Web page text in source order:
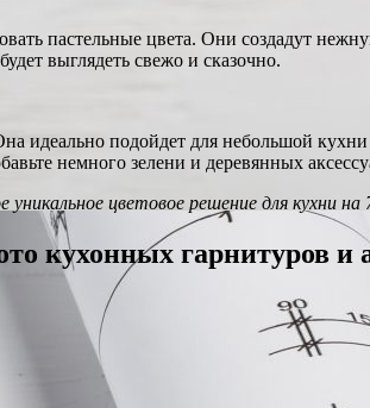
пастельные цвета. Они создадут
выглядеть свежо и сказочно.
идеально подойдет для небольшой
немного зелени и деревянных
цветовое решение для кухни
кухонных гарнитуров и